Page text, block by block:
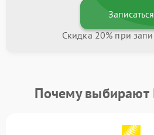
Записаться
Скидка 20% при
Почему выбирают